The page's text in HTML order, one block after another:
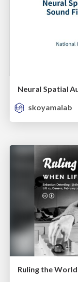
skoyamalab
Ruling the